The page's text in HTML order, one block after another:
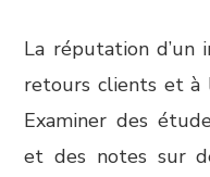
La réputation d’un
retours clients et à
Examiner des
et des notes sur